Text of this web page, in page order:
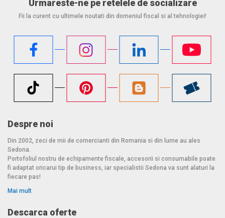
Urmareste-ne pe retelele de socializare
Fii la curent cu ultimele noutati din domeniul fiscal si al tehnologiei!
Despre noi
Din 2002, zeci de mii de comercianti din Romania si din lume au ales
Sedona.
Portofoliul nostru de echipamente fiscale, accesorii si consumabile poate
fi adaptat oricarui tip de business, iar specialistii Sedona va sunt alaturi la
fiecare pas!
Mai mult
Descarca oferte